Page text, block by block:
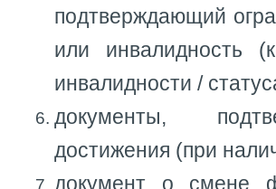
подтверждающий
или инвалидность
инвалидности /
документы,
достижения (при
документ о смене